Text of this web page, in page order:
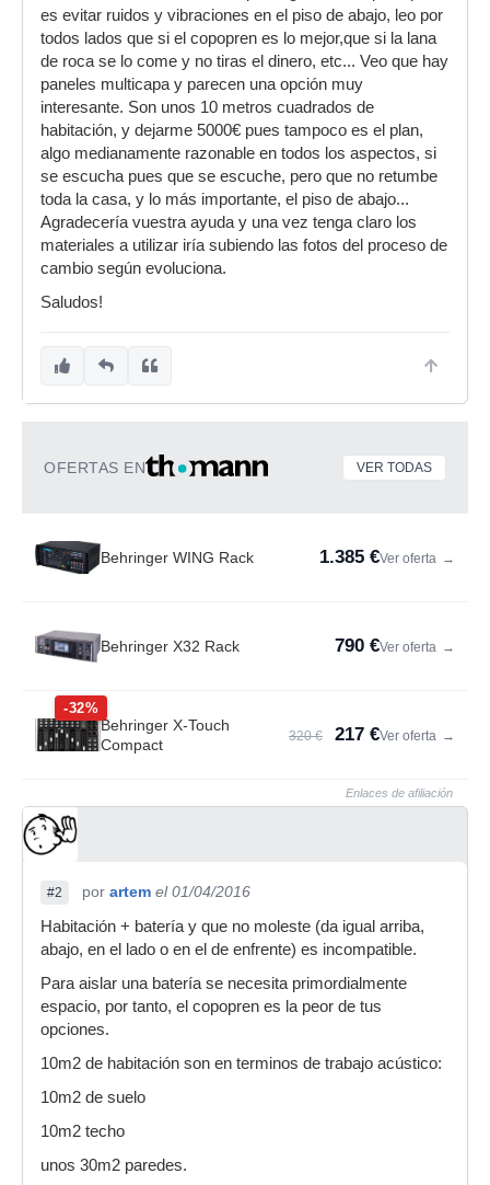
es evitar ruidos y vibraciones en el piso de abajo, leo por
todos lados que si el copopren es lo mejor,que si la lana
de roca se lo come y no tiras el dinero, etc... Veo que hay
paneles multicapa y parecen una opción muy
interesante. Son unos 10 metros cuadrados de
habitación, y dejarme 5000€ pues tampoco es el plan,
algo medianamente razonable en todos los aspectos, si
se escucha pues que se escuche, pero que no retumbe
toda la casa, y lo más importante, el piso de abajo...
Agradecería vuestra ayuda y una vez tenga claro los
materiales a utilizar iría subiendo las fotos del proceso de
cambio según evoluciona.
Saludos!
OFERTAS EN VER TODAS
Behringer WING Rack 1.385 €Ver oferta →
Behringer X32 Rack 790 €Ver oferta →
-32%
Behringer X-Touch
Compact
320 € 217 €Ver oferta →
Enlaces de afiliación
#2 por artem el 01/04/2016
Habitación + batería y que no moleste (da igual arriba,
abajo, en el lado o en el de enfrente) es incompatible.
Para aislar una batería se necesita primordialmente
espacio, por tanto, el copopren es la peor de tus
opciones.
10m2 de habitación son en terminos de trabajo acústico:
10m2 de suelo
10m2 techo
unos 30m2 paredes.